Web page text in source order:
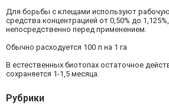
Для борьбы с клещами используют
средства концентрацией от 0,50% до
непосредственно перед применением.
Обычно расходуется 100 л на 1 га
В естественных биотопах остаточное
сохраняется 1-1,5 месяца.
Рубрики